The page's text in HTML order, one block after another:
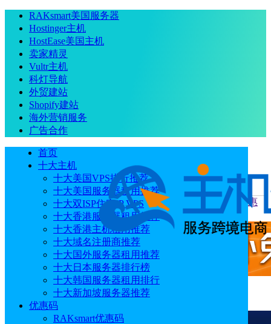
RAKsmart美国服务器
Hostinger主机
HostEase美国主机
卖家精灵
Vultr主机
科灯导航
外贸建站
Shopify建站
海外营销服务
广告合作
首页
十大主机
十大美国VPS排行推荐
十大美国服务器租用推荐
十大双ISP住宅IP VPS
十大香港服务器租用推荐
十大香港主机租用推荐
十大域名注册商推荐
十大国外服务器租用推荐
十大日本服务器排行榜
十大韩国服务器租用排行
十大新加坡服务器推荐
优惠码
RAKsmart优惠码
当前位置：首页 优惠码 2026年Hostinger优惠码 优惠券 优惠
代码最新整理汇总